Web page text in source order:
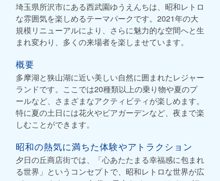
埼玉県所沢市にある西武園ゆうえんちは、昭和レトロ
な雰囲気を楽しめるテーマパークです。2021年の大
規模リニューアルにより、さらに魅力的な空間へと生
まれ変わり、多くの来場者を楽しませています。
概要
多摩湖と狭山湖に近い美しい自然に囲まれたレジャー
ランドです。ここでは20種類以上の乗り物や夏のプ
ールなど、さまざまなアクティビティが楽しめます。
特に夏の土日には花火やビアガーデンなど、夜まで楽
しむことができます。
昭和の熱気に満ちた体験やアトラクション
夕日の丘商店街では、「心あたたまる幸福感に包まれ
る世界」というコンセプトで、昭和レトロな世界が広